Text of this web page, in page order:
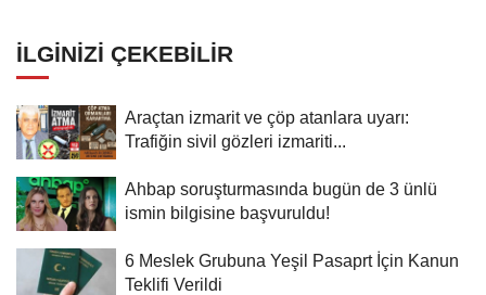
İLGINIZI ÇEKEBILIR
Araçtan izmarit ve çöp atanlara uyarı:
Trafiğin sivil gözleri izmariti...
Ahbap soruşturmasında bugün de 3 ünlü
ismin bilgisine başvuruldu!
6 Meslek Grubuna Yeşil Pasaprt İçin Kanun
Teklifi Verildi